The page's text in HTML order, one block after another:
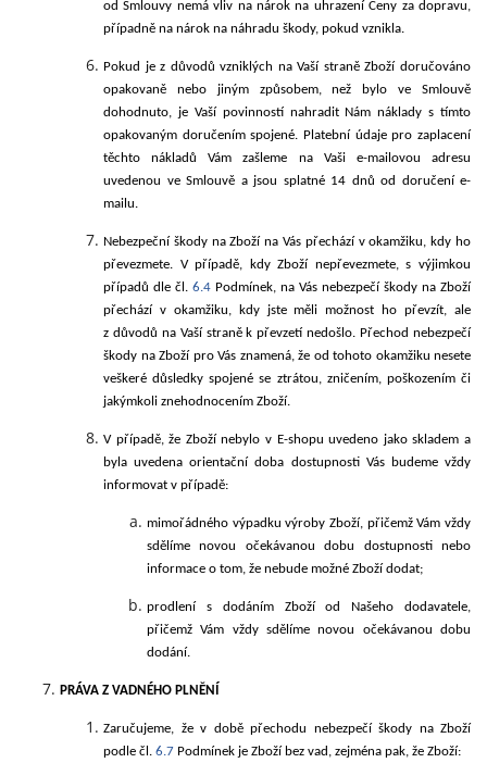
od Smlouvy nemá vliv na nárok na uhrazení Ceny za dopravu,
případně na nárok na náhradu škody, pokud vznikla.
Pokud je z důvodů vzniklých na Vaší straně Zboží doručováno
opakovaně nebo jiným způsobem, než bylo ve Smlouvě
dohodnuto, je Vaší povinností nahradit Nám náklady s tímto
opakovaným doručením spojené. Platební údaje pro zaplacení
těchto nákladů Vám zašleme na Vaši e-mailovou adresu
uvedenou ve Smlouvě a jsou splatné 14 dnů od doručení e-
mailu.
Nebezpeční škody na Zboží na Vás přechází v okamžiku, kdy ho
převezmete. V případě, kdy Zboží nepřevezmete, s výjimkou
případů dle čl. 6.4 Podmínek, na Vás nebezpečí škody na Zboží
přechází v okamžiku, kdy jste měli možnost ho převzít, ale
z důvodů na Vaší straně k převzetí nedošlo. Přechod nebezpečí
škody na Zboží pro Vás znamená, že od tohoto okamžiku nesete
veškeré důsledky spojené se ztrátou, zničením, poškozením či
jakýmkoli znehodnocením Zboží.
V případě, že Zboží nebylo v E-shopu uvedeno jako skladem a
byla uvedena orientační doba dostupnosti Vás budeme vždy
informovat v případě:
mimořádného výpadku výroby Zboží, přičemž Vám vždy
sdělíme novou očekávanou dobu dostupnosti nebo
informace o tom, že nebude možné Zboží dodat;
prodlení s dodáním Zboží od Našeho dodavatele,
přičemž Vám vždy sdělíme novou očekávanou dobu
dodání.
PRÁVA Z VADNÉHO PLNĚNÍ
Zaručujeme, že v době přechodu nebezpečí škody na Zboží
podle čl. 6.7 Podmínek je Zboží bez vad, zejména pak, že Zboží: